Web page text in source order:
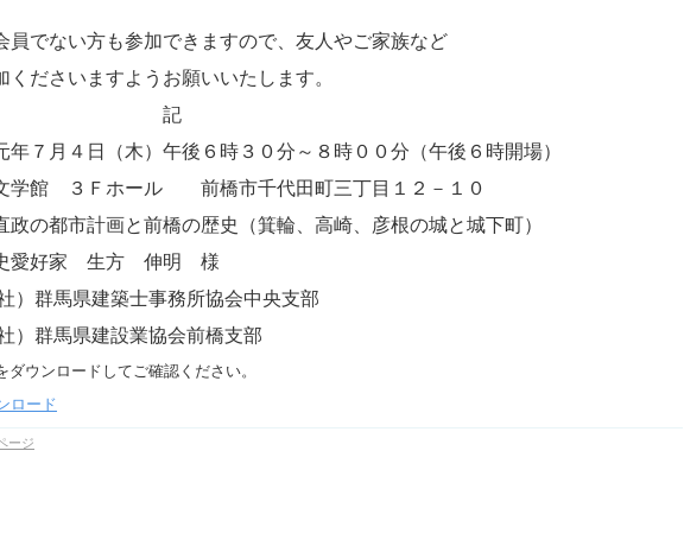
員でない方も参加できますので、友人やご家族など
くださいますようお願いいたします。
７月４日（木）午後６時３０分～８時００分（午後６時開場）
館 ３Ｆホール 前橋市千代田町三丁目１２－１０
の都市計画と前橋の歴史（箕輪、高崎、彦根の城と城下町）
愛好家 生方 伸明 様
群馬県建築士事務所協会中央支部
建設業協会前橋支部
ウンロードしてご確認ください。
ロード
ージ